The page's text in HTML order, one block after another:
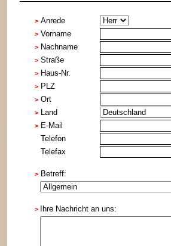
> Anrede
> Vorname
> Nachname
> Straße
> Haus-Nr.
> PLZ
> Ort
> Land
> E-Mail
Telefon
Telefax
> Betreff:
> Ihre Nachricht an uns: